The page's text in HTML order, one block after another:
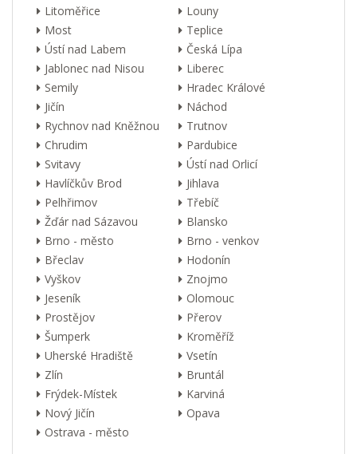
Litoměřice
Louny
Most
Teplice
Ústí nad Labem
Česká Lípa
Jablonec nad Nisou
Liberec
Semily
Hradec Králové
Jičín
Náchod
Rychnov nad Kněžnou
Trutnov
Chrudim
Pardubice
Svitavy
Ústí nad Orlicí
Havlíčkův Brod
Jihlava
Pelhřimov
Třebíč
Žďár nad Sázavou
Blansko
Brno - město
Brno - venkov
Břeclav
Hodonín
Vyškov
Znojmo
Jeseník
Olomouc
Prostějov
Přerov
Šumperk
Kroměříž
Uherské Hradiště
Vsetín
Zlín
Bruntál
Frýdek-Místek
Karviná
Nový Jičín
Opava
Ostrava - město